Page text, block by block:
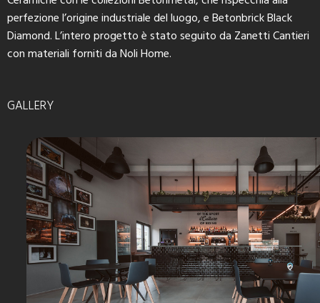
perfezione l’origine industriale del luogo, e Betonbrick Black
Diamond. L’intero progetto è stato seguito da Zanetti Cantieri
con materiali forniti da Noli Home.
GALLERY